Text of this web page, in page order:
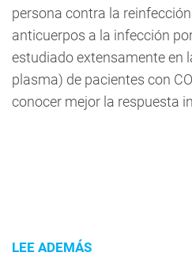
persona contra la
anticuerpos a la infección
estudiado extensamente en
plasma) de pacientes con
conocer mejor la respuesta
LEE ADEMÁS